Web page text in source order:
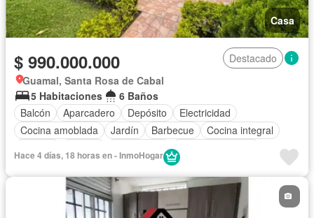
Casa
$ 990.000.000
Destacado
Guamal, Santa Rosa de Cabal
5 Habitaciones
6 Baños
Balcón
Aparcadero Depósito
Electricidad
Cocina amoblada
Jardín Barbecue
Cocina integral
Vista panorámica
Cuarto de servicio
Hace 4 días, 18 horas en - InmoHogar